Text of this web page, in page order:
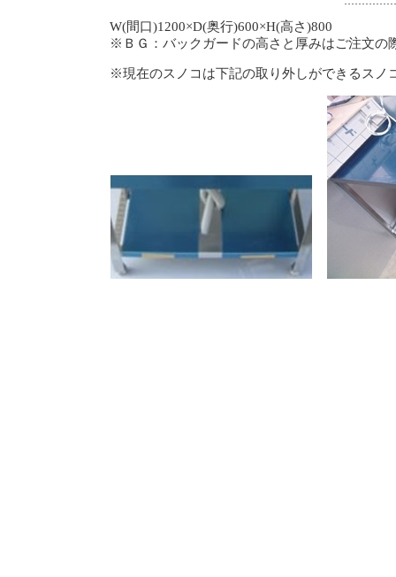
W(間口)1200×D(奥行)600×H(高さ)800
※ＢＧ：バックガードの高さと厚みはご注文
※現在のスノコは下記の取り外しができるスノ